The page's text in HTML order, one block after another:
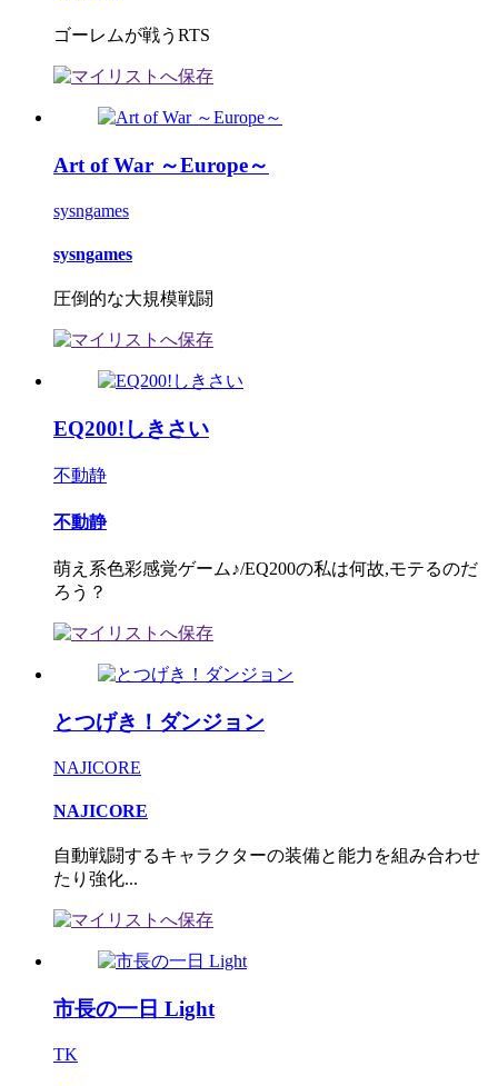
ゴーレムが戦うRTS
Art of War ～Europe～
sysngames
sysngames
圧倒的な大規模戦闘
EQ200!しきさい
不動静
不動静
萌え系色彩感覚ゲーム♪/EQ200の私は何故,モテるのだ
ろう？
とつげき！ダンジョン
NAJICORE
NAJICORE
自動戦闘するキャラクターの装備と能力を組み合わせ
たり強化...
市長の一日 Light
TK